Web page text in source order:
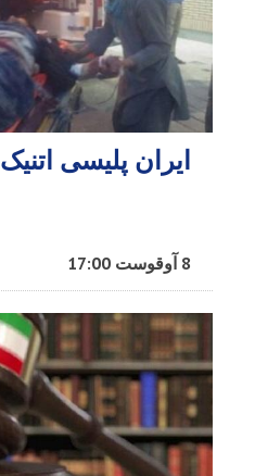
ایران پلیسی
8 آوقوست 17:00